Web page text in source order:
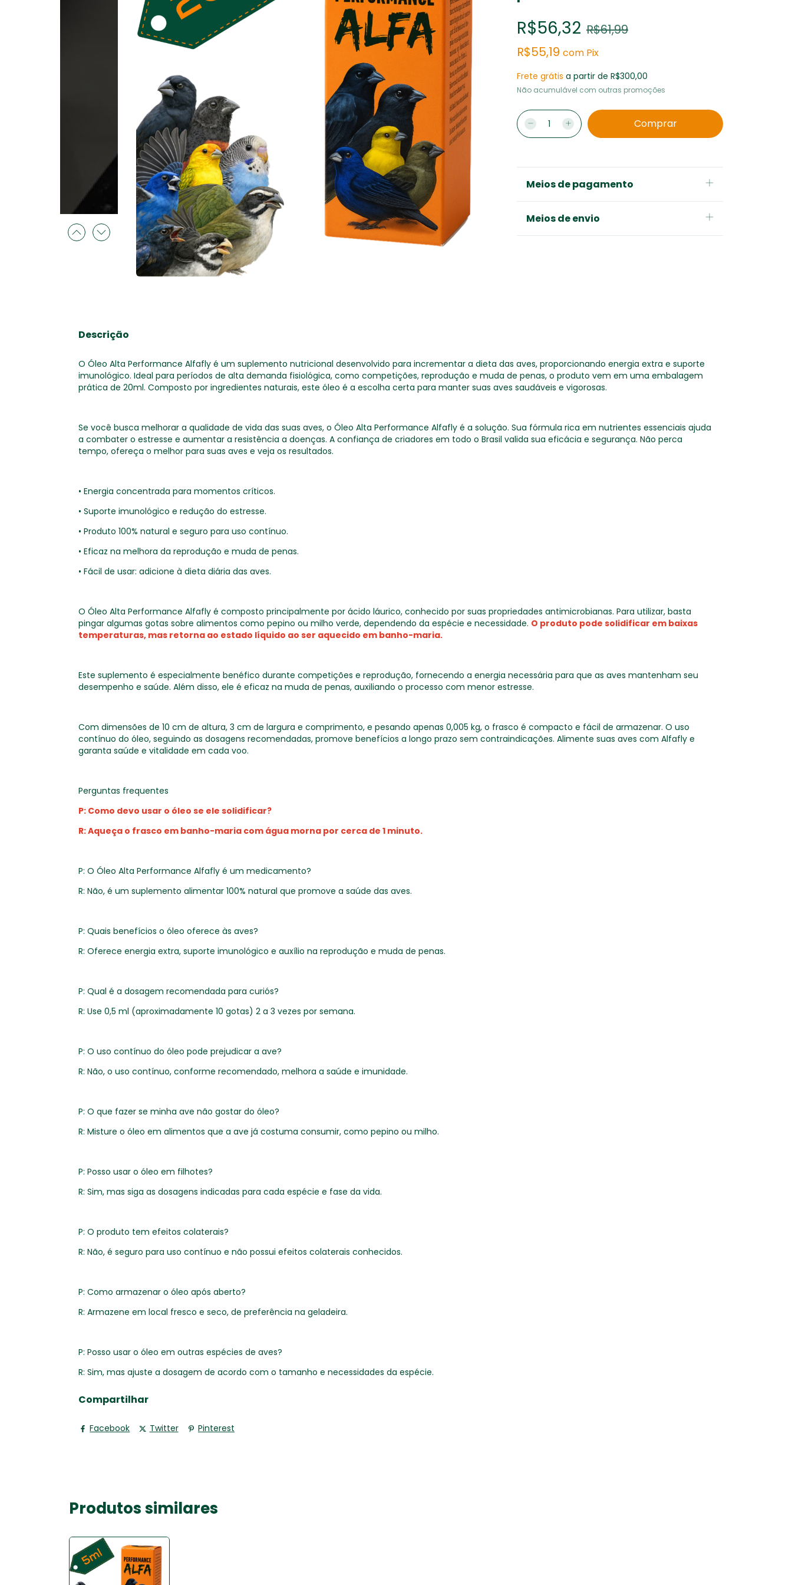
R$56,32 R$61,99
R$55,19 com Pix
Frete grátis a partir de R$300,00
Não acumulável com outras promoções
Meios de pagamento
Meios de envio
Descrição
O Óleo Alta Performance Alfafly é um suplemento nutricional desenvolvido para incrementar a dieta das aves, proporcionando energia extra e suporte
imunológico. Ideal para períodos de alta demanda fisiológica, como competições, reprodução e muda de penas, o produto vem em uma embalagem
prática de 20ml. Composto por ingredientes naturais, este óleo é a escolha certa para manter suas aves saudáveis e vigorosas.
Se você busca melhorar a qualidade de vida das suas aves, o Óleo Alta Performance Alfafly é a solução. Sua fórmula rica em nutrientes essenciais ajuda
a combater o estresse e aumentar a resistência a doenças. A confiança de criadores em todo o Brasil valida sua eficácia e segurança. Não perca
tempo, ofereça o melhor para suas aves e veja os resultados.
• Energia concentrada para momentos críticos.
• Suporte imunológico e redução do estresse.
• Produto 100% natural e seguro para uso contínuo.
• Eficaz na melhora da reprodução e muda de penas.
• Fácil de usar: adicione à dieta diária das aves.
O Óleo Alta Performance Alfafly é composto principalmente por ácido láurico, conhecido por suas propriedades antimicrobianas. Para utilizar, basta
pingar algumas gotas sobre alimentos como pepino ou milho verde, dependendo da espécie e necessidade. O produto pode solidificar em baixas
temperaturas, mas retorna ao estado líquido ao ser aquecido em banho-maria.
Este suplemento é especialmente benéfico durante competições e reprodução, fornecendo a energia necessária para que as aves mantenham seu
desempenho e saúde. Além disso, ele é eficaz na muda de penas, auxiliando o processo com menor estresse.
Com dimensões de 10 cm de altura, 3 cm de largura e comprimento, e pesando apenas 0,005 kg, o frasco é compacto e fácil de armazenar. O uso
contínuo do óleo, seguindo as dosagens recomendadas, promove benefícios a longo prazo sem contraindicações. Alimente suas aves com Alfafly e
garanta saúde e vitalidade em cada voo.
Perguntas frequentes
P: Como devo usar o óleo se ele solidificar?
R: Aqueça o frasco em banho-maria com água morna por cerca de 1 minuto.
P: O Óleo Alta Performance Alfafly é um medicamento?
R: Não, é um suplemento alimentar 100% natural que promove a saúde das aves.
P: Quais benefícios o óleo oferece às aves?
R: Oferece energia extra, suporte imunológico e auxílio na reprodução e muda de penas.
P: Qual é a dosagem recomendada para curiós?
R: Use 0,5 ml (aproximadamente 10 gotas) 2 a 3 vezes por semana.
P: O uso contínuo do óleo pode prejudicar a ave?
R: Não, o uso contínuo, conforme recomendado, melhora a saúde e imunidade.
P: O que fazer se minha ave não gostar do óleo?
R: Misture o óleo em alimentos que a ave já costuma consumir, como pepino ou milho.
P: Posso usar o óleo em filhotes?
R: Sim, mas siga as dosagens indicadas para cada espécie e fase da vida.
P: O produto tem efeitos colaterais?
R: Não, é seguro para uso contínuo e não possui efeitos colaterais conhecidos.
P: Como armazenar o óleo após aberto?
R: Armazene em local fresco e seco, de preferência na geladeira.
P: Posso usar o óleo em outras espécies de aves?
R: Sim, mas ajuste a dosagem de acordo com o tamanho e necessidades da espécie.
Compartilhar
Facebook Twitter Pinterest
Produtos similares